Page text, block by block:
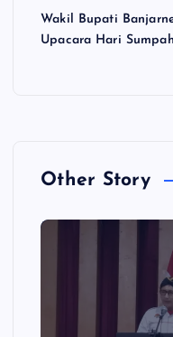
Wakil Bupati
Upacara Hari
Other Story